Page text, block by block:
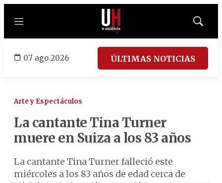
Menú
Mostrar
07 ago 2026 ÚLTIMAS NOTICIAS
Arte y Espectáculos
La cantante Tina Turner
muere en Suiza a los 83 años
La cantante Tina Turner falleció este
miércoles a los 83 años de edad cerca de